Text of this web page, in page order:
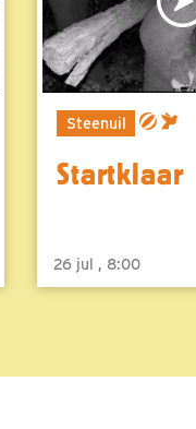
Steenuil
Startklaar
26 jul , 8:00